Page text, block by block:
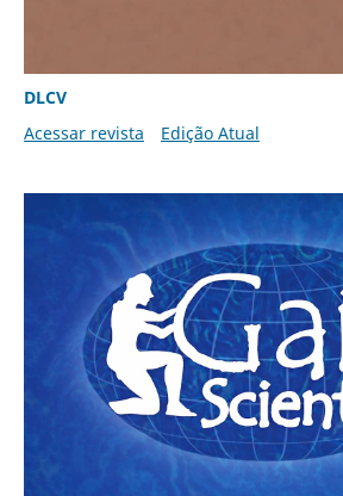
DLCV
Acessar revista
Edição Atual